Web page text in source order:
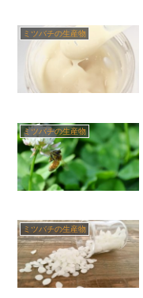
ミツバチの生産物
ミツバチの生産物
ミツバチの生産物